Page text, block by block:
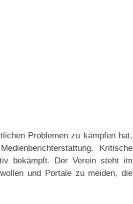
Problemen zu kämpfen hat,
Kritische
bekämpft. Der Verein steht im
und Portale zu meiden, die